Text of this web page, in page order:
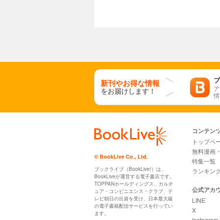
新刊やお得な情報
をお届けします！
© BookLive Co., Ltd.
ブックライブ（BookLive!）は、
BookLiveが運営する電子書店です。
TOPPANホールディングス、カルチ
ュア・コンビニエンス・クラブ、テ
レビ朝日の出資を受け、日本最大級
の電子書籍配信サービスを行ってい
ます。
コンテン
トップペ
無料漫画
特集一覧
ランキン
公式アカ
LINE
X